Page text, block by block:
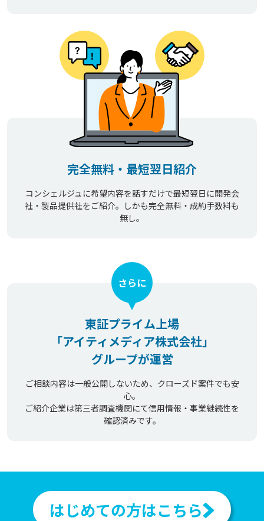
完全無料・最短翌日紹介
コンシェルジュに希望内容を話すだけで最短翌日に開発会
社・製品提供社をご紹介。しかも完全無料・成約手数料も
無し。
東証プライム上場
「アイティメディア株式会社」
グループが運営
さらに
ご相談内容は一般公開しないため、クローズド案件でも安
心。
ご紹介企業は第三者調査機関にて信用情報・事業継続性を
確認済みです。
はじめての方はこちら